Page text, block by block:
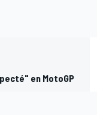
en MotoGP